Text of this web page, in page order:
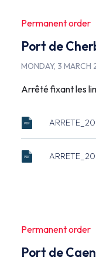
Permanent order
Port de
MONDAY, 3
Arrêté fixant les
Permanent order
Port de